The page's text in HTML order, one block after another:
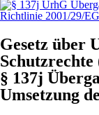
Gesetz über
Schutzrechte
§ 137j
Umsetzung